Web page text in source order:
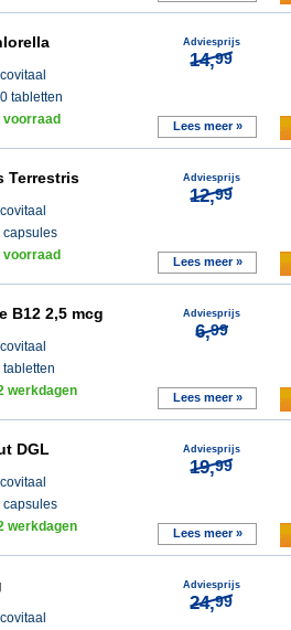
tabletten
voorraad
Adviesprijs
14,99
Lees meer »
Terrestris
capsules
voorraad
Adviesprijs
12,99
Lees meer »
B12 2,5 mcg
tabletten
werkdagen
Adviesprijs
6,99
Lees meer »
DGL
capsules
werkdagen
Adviesprijs
19,99
Lees meer »
Adviesprijs
24,99